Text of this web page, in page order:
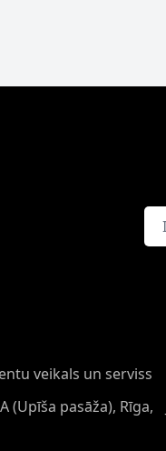
E-
veikals un serviss
(Upīša pasāža), Rīga,